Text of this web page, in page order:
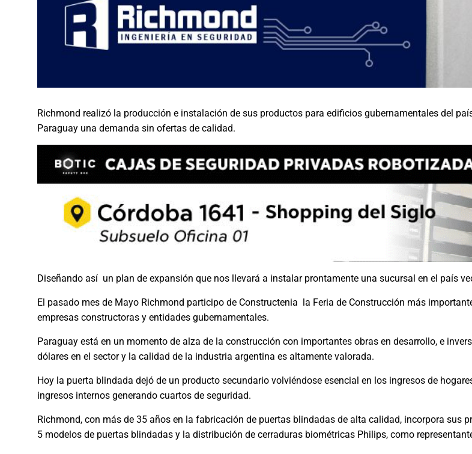
Richmond realizó la producción e instalación de sus productos para edificios gubernamentales del
Paraguay una demanda sin ofertas de calidad.
Diseñando así un plan de expansión que nos llevará a instalar prontamente una sucursal en el país
El pasado mes de Mayo Richmond participo de Constructenia la Feria de Construcción más
empresas constructoras y entidades gubernamentales.
Paraguay está en un momento de alza de la construcción con importantes obras en desarrollo, e
dólares en el sector y la calidad de la industria argentina es altamente valorada.
Hoy la puerta blindada dejó de un producto secundario volviéndose esencial en los ingresos de
ingresos internos generando cuartos de seguridad.
Richmond, con más de 35 años en la fabricación de puertas blindadas de alta calidad, incorpora sus
5 modelos de puertas blindadas y la distribución de cerraduras biométricas Philips, como